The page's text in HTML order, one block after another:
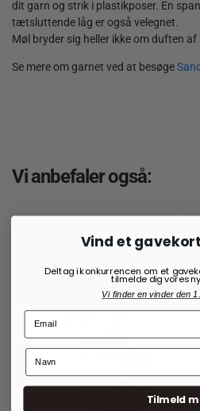
dit garn og strik i plastikposer. En
tætsluttende låg er også velegnet.
Møl bryder sig heller ikke om duften
Se mere om garnet ved at besøge
Vi anbefaler også:
Vind et
Deltag i konkurrencen om et
tilmelde dig vores
Vi finder en vinder den
Tilmeld